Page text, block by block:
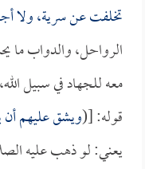
تخلفت عن سرية، ولا
الرواحل، والدواب ما
معه للجهاد في سبيل
قوله: [(ويشق عليهم
يعني: لو ذهب عليه